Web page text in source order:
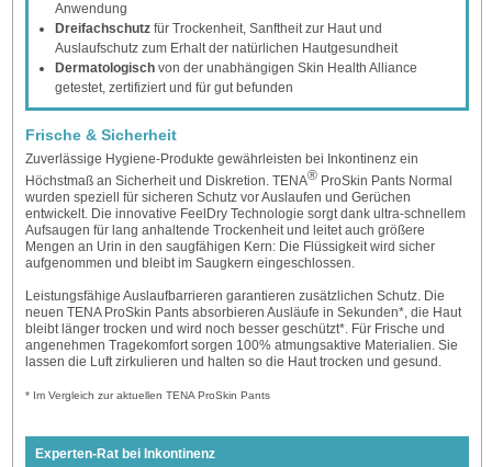
Anwendung
Dreifachschutzfür Trockenheit, Sanftheit zur Haut und
Auslaufschutz zum Erhalt der natürlichen Hautgesundheit
Dermatologischvon der unabhängigen Skin Health Alliance
getestet, zertifiziert und für gut befunden
Frische & Sicherheit
Zuverlässige Hygiene-Produkte gewährleisten bei Inkontinenz ein
Höchstmaß an Sicherheit und Diskretion. TENA®ProSkin Pants Normal
wurden speziell für sicheren Schutz vor Auslaufen und Gerüchen
entwickelt. Die innovative FeelDry Technologie sorgt dank ultra-schnellem
Aufsaugen für lang anhaltende Trockenheit und leitet auch größere
Mengen an Urin in den saugfähigen Kern: Die Flüssigkeit wird sicher
aufgenommen und bleibt im Saugkern eingeschlossen.
Leistungsfähige Auslaufbarrieren garantieren zusätzlichen Schutz. Die
neuen TENA ProSkin Pants absorbieren Ausläufe in Sekunden*, die Haut
bleibt länger trocken und wird noch besser geschützt*. Für Frische und
angenehmen Tragekomfort sorgen 100% atmungsaktive Materialien. Sie
lassen die Luft zirkulieren und halten so die Haut trocken und gesund.
* Im Vergleich zur aktuellen TENA ProSkin Pants
Experten-Rat bei Inkontinenz